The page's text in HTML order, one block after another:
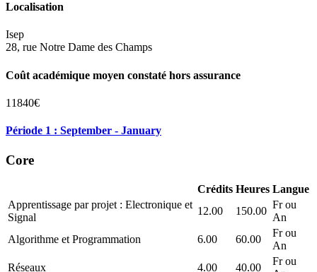
Localisation
Isep
28, rue Notre Dame des Champs
Coût académique moyen constaté hors assurance
11840€
Période 1 : September - January
Core
Crédits Heures Langue
Apprentissage par projet : Electronique et
Signal
12.00 150.00
Fr ou
An
Algorithme et Programmation
6.00 60.00
Fr ou
An
Réseaux
4.00 40.00
Fr ou